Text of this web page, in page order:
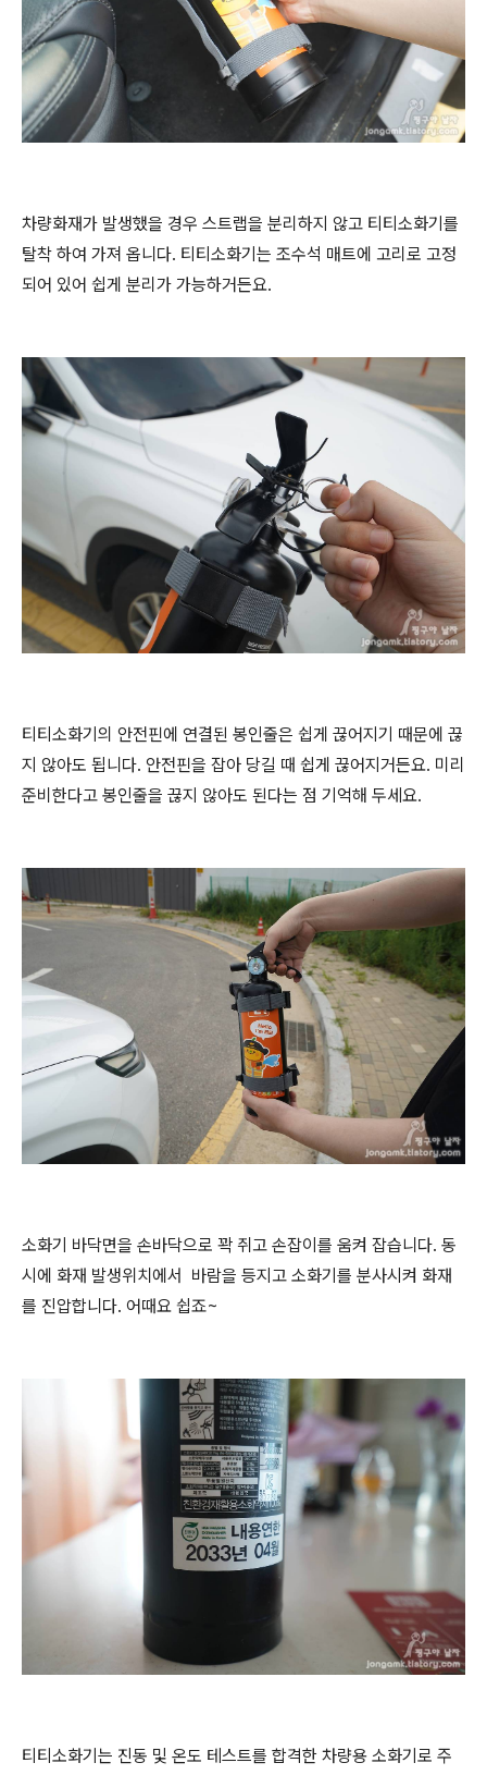
차량화재가 발생했을 경우 스트랩을 분리하지 않고 티티소화기를
탈착 하여 가져 옵니다. 티티소화기는 조수석 매트에 고리로 고정
되어 있어 쉽게 분리가 가능하거든요.
티티소화기의 안전핀에 연결된 봉인줄은 쉽게 끊어지기 때문에 끊
지 않아도 됩니다. 안전핀을 잡아 당길 때 쉽게 끊어지거든요. 미리
준비한다고 봉인줄을 끊지 않아도 된다는 점 기억해 두세요.
소화기 바닥면을 손바닥으로 꽉 쥐고 손잡이를 움켜 잡습니다. 동
시에 화재 발생위치에서 바람을 등지고 소화기를 분사시켜 화재
를 진압합니다. 어때요 쉽죠~
티티소화기는 진동 및 온도 테스트를 합격한 차량용 소화기로 주